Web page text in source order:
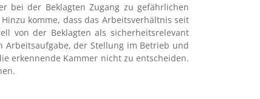
bei der Beklagten Zugang zu gefährlichen
komme, dass das Arbeitsverhältnis seit
von der Beklagten als sicherheitsrelevant
der Stellung im Betrieb und
erkennende Kammer nicht zu entscheiden.